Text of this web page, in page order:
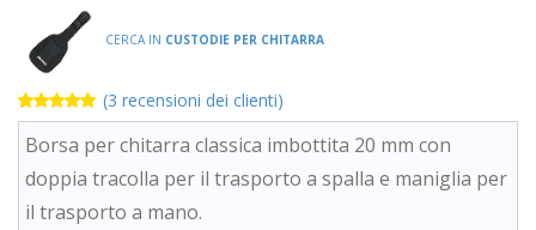
CERCA IN CUSTODIE PER CHITARRA
Valutato
5.00su 5
su base di
3
recensioni
(3 recensioni dei clienti)
Borsa per chitarra classica imbottita 20 mm con
doppia tracolla per il trasporto a spalla e maniglia per
il trasporto a mano.